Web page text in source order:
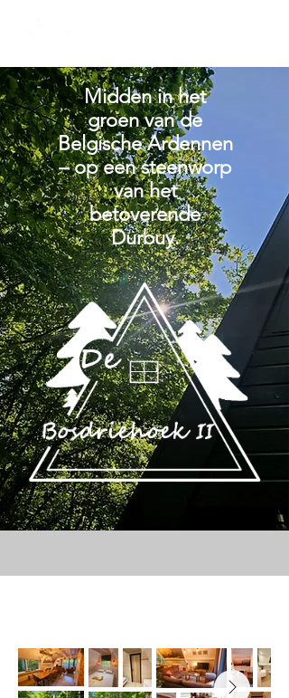
Midden in het
groen van de
Belgische Ardennen
– op een steenworp
van het
betoverende
Durbuy.